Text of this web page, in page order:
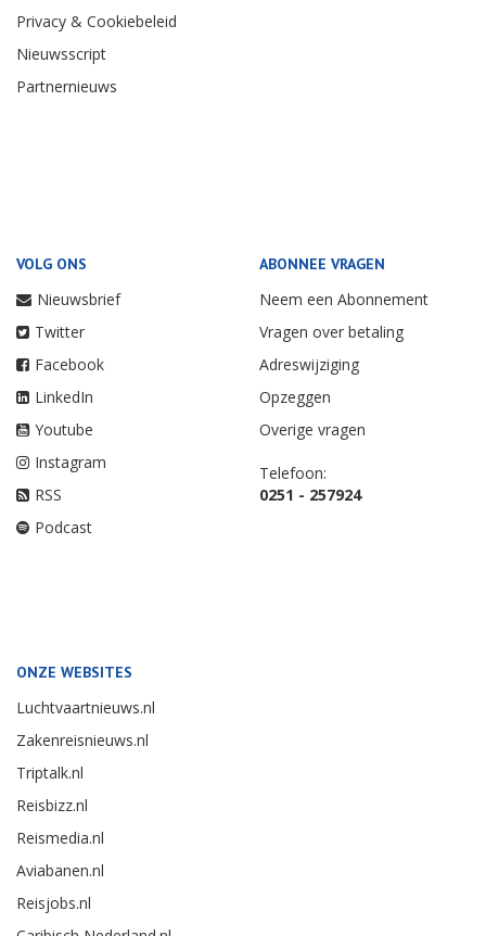
Privacy & Cookiebeleid
Nieuwsscript
Partnernieuws
VOLG ONS
Nieuwsbrief
Twitter
Facebook
LinkedIn
Youtube
Instagram
RSS
Podcast
ABONNEE VRAGEN
Neem een Abonnement
Vragen over betaling
Adreswijziging
Opzeggen
Overige vragen
Telefoon:
0251 - 257924
ONZE WEBSITES
Luchtvaartnieuws.nl
Zakenreisnieuws.nl
Triptalk.nl
Reisbizz.nl
Reismedia.nl
Aviabanen.nl
Reisjobs.nl